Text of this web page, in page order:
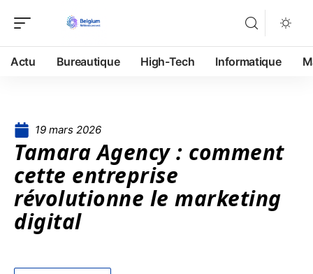
Actu Bureautique High-Tech Informatique
19 mars 2026
Tamara Agency : comment
cette entreprise
révolutionne le marketing
digital